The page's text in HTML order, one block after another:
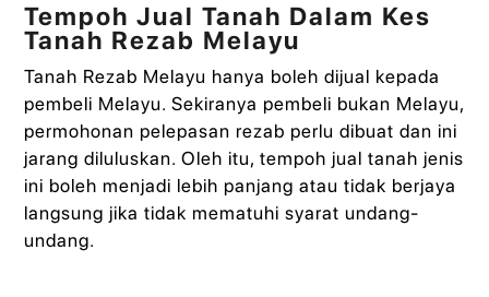
Tempoh Jual Tanah Dalam Kes
Tanah Rezab Melayu
Tanah Rezab Melayu hanya boleh dijual kepada
pembeli Melayu. Sekiranya pembeli bukan Melayu,
permohonan pelepasan rezab perlu dibuat dan ini
jarang diluluskan. Oleh itu, tempoh jual tanah jenis
ini boleh menjadi lebih panjang atau tidak berjaya
langsung jika tidak mematuhi syarat undang-
undang.